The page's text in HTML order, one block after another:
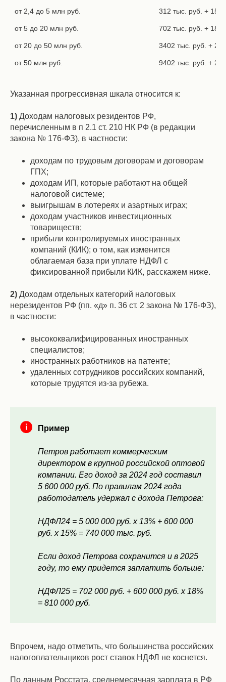
от 2,4 до 5 млн руб. 312 тыс. руб. +
от 5 до 20 млн руб. 702 тыс. руб. +
от 20 до 50 млн руб. 3402 тыс. руб. +
от 50 млн руб. 9402 тыс. руб. +
Указанная прогрессивная шкала относится к:
1) Доходам налоговых резидентов РФ,
перечисленным в п 2.1 ст. 210 НК РФ (в редакции
закона № 176-ФЗ), в частности:
доходам по трудовым договорам и договорам
ГПХ;
доходам ИП, которые работают на общей
налоговой системе;
выигрышам в лотереях и азартных играх;
доходам участников инвестиционных
товариществ;
прибыли контролируемых иностранных
компаний (КИК); о том, как изменится
облагаемая база при уплате НДФЛ с
фиксированной прибыли КИК, расскажем ниже.
2) Доходам отдельных категорий налоговых
нерезидентов РФ (пп. «д» п. 36 ст. 2 закона № 176-ФЗ),
в частности:
высококвалифицированных иностранных
специалистов;
иностранных работников на патенте;
удаленных сотрудников российских компаний,
которые трудятся из-за рубежа.
Пример
Петров работает коммерческим
директором в крупной российской оптовой
компании. Его доход за 2024 год составил
5 600 000 руб. По правилам 2024 года
работодатель удержал с дохода Петрова:
НДФЛ24 = 5 000 000 руб. х 13% + 600 000
руб. х 15% = 740 000 тыс. руб.
Если доход Петрова сохранится и в 2025
году, то ему придется заплатить больше:
НДФЛ25 = 702 000 руб. + 600 000 руб. х 18%
= 810 000 руб.
Впрочем, надо отметить, что большинства российских
налогоплательщиков рост ставок НДФЛ не коснется.
По данным Росстата, среднемесячная зарплата в РФ